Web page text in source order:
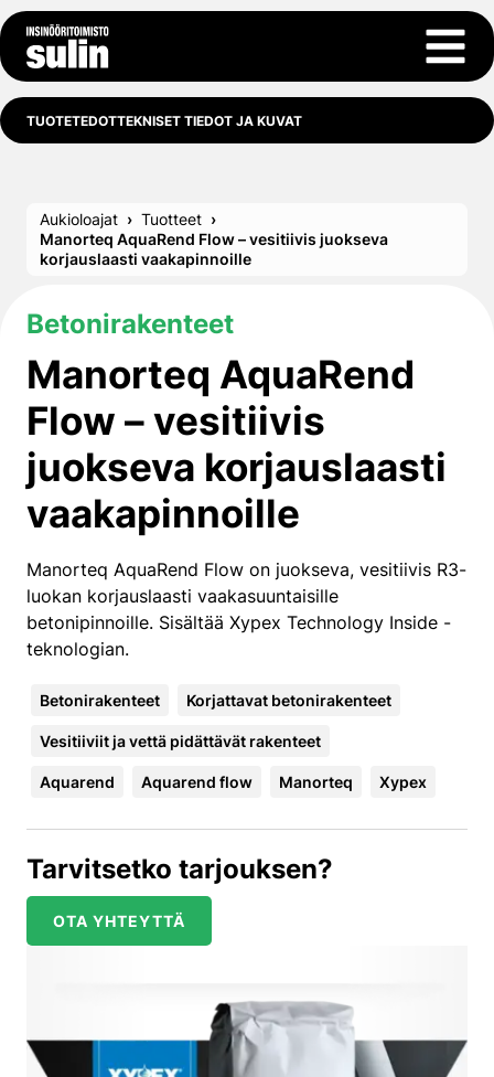
Siirry sisältöön
Avaa
TUOTETEDOTTEKNISET TIEDOT JA KUVAT
Aukioloajat
Tuotteet
Manorteq AquaRend Flow – vesitiivis juokseva
korjauslaasti vaakapinnoille
Betonirakenteet
Manorteq AquaRend
Flow – vesitiivis
juokseva korjauslaasti
vaakapinnoille
Manorteq AquaRend Flow on juokseva, vesitiivis R3-
luokan korjauslaasti vaakasuuntaisille
betonipinnoille. Sisältää Xypex Technology Inside -
teknologian.
Betonirakenteet Korjattavat betonirakenteet
Vesitiiviit ja vettä pidättävät rakenteet
Aquarend Aquarend flow Manorteq Xypex
Tarvitsetko tarjouksen?
OTA YHTEYTTÄ